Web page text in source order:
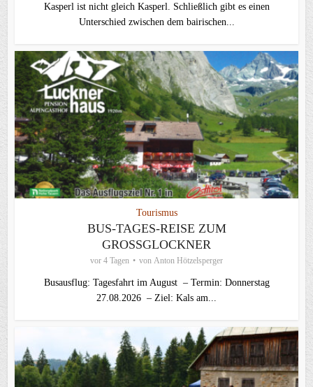
Kasperl ist nicht gleich Kasperl. Schließlich gibt es einen
Unterschied zwischen dem bairischen...
Tourismus
BUS-TAGES-REISE ZUM
GROSSGLOCKNER
vor 4 Tagen von Anton Hötzelsperger
Busausflug: Tagesfahrt im August – Termin: Donnerstag
27.08.2026 – Ziel: Kals am...